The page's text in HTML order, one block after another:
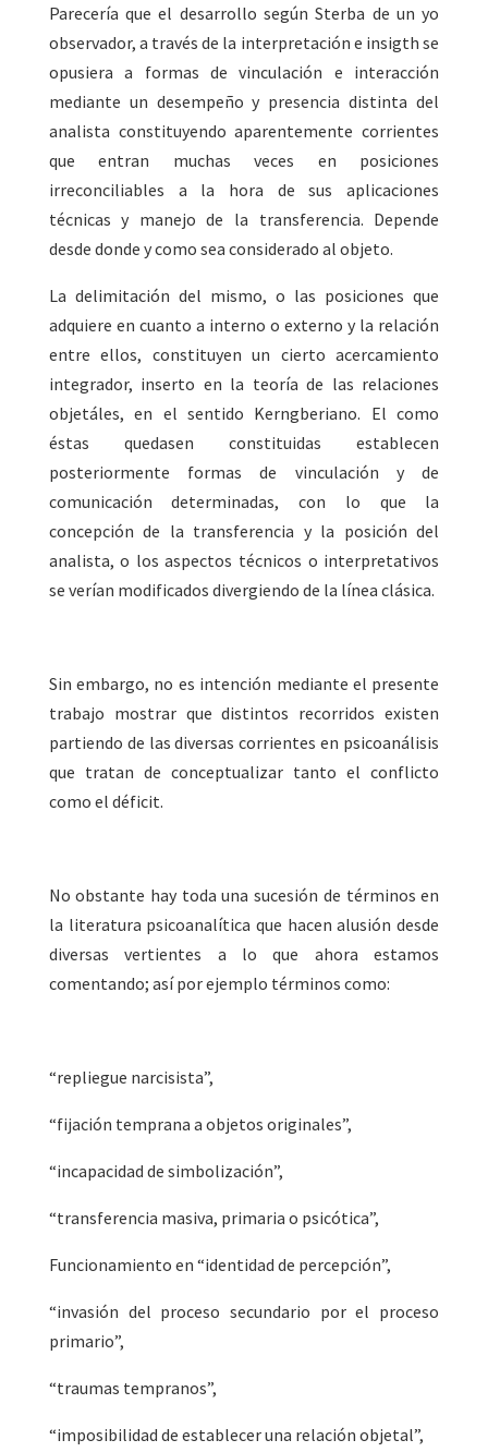
Parecería que el desarrollo según Sterba de un yo
observador, a través de la interpretación e insigth se
opusiera a formas de vinculación e interacción
mediante un desempeño y presencia distinta del
analista constituyendo aparentemente corrientes
que entran muchas veces en posiciones
irreconciliables a la hora de sus aplicaciones
técnicas y manejo de la transferencia. Depende
desde donde y como sea considerado al objeto.
La delimitación del mismo, o las posiciones que
adquiere en cuanto a interno o externo y la relación
entre ellos, constituyen un cierto acercamiento
integrador, inserto en la teoría de las relaciones
objetáles, en el sentido Kerngberiano. El como
éstas quedasen constituidas establecen
posteriormente formas de vinculación y de
comunicación determinadas, con lo que la
concepción de la transferencia y la posición del
analista, o los aspectos técnicos o interpretativos
se verían modificados divergiendo de la línea clásica.
Sin embargo, no es intención mediante el presente
trabajo mostrar que distintos recorridos existen
partiendo de las diversas corrientes en psicoanálisis
que tratan de conceptualizar tanto el conflicto
como el déficit.
No obstante hay toda una sucesión de términos en
la literatura psicoanalítica que hacen alusión desde
diversas vertientes a lo que ahora estamos
comentando; así por ejemplo términos como:
“repliegue narcisista”,
“fijación temprana a objetos originales”,
“incapacidad de simbolización”,
“transferencia masiva, primaria o psicótica”,
Funcionamiento en “identidad de percepción”,
“invasión del proceso secundario por el proceso
primario”,
“traumas tempranos”,
“imposibilidad de establecer una relación objetal”,